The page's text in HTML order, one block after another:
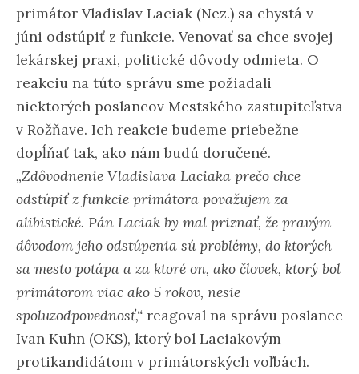
primátor Vladislav Laciak (Nez.) sa chystá v
júni odstúpiť z funkcie. Venovať sa chce svojej
lekárskej praxi, politické dôvody odmieta. O
reakciu na túto správu sme požiadali
niektorých poslancov Mestského zastupiteľstva
v Rožňave. Ich reakcie budeme priebežne
dopĺňať tak, ako nám budú doručené.
„Zdôvodnenie Vladislava Laciaka prečo chce
odstúpiť z funkcie primátora považujem za
alibistické. Pán Laciak by mal priznať, že pravým
dôvodom jeho odstúpenia sú problémy, do ktorých
sa mesto potápa a za ktoré on, ako človek, ktorý bol
primátorom viac ako 5 rokov, nesie
spoluzodpovednosť,“ reagoval na správu poslanec
Ivan Kuhn (OKS), ktorý bol Laciakovým
protikandidátom v primátorských voľbách.